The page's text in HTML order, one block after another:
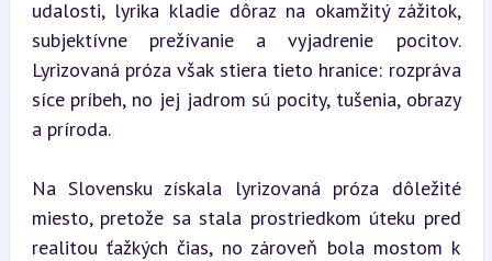
udalosti, lyrika kladie dôraz na okamžitý zážitok,
subjektívne prežívanie a vyjadrenie pocitov.
Lyrizovaná próza však stiera tieto hranice: rozpráva
síce príbeh, no jej jadrom sú pocity, tušenia, obrazy
a príroda.
Na Slovensku získala lyrizovaná próza dôležité
miesto, pretože sa stala prostriedkom úteku pred
realitou ťažkých čias, no zároveň bola mostom k